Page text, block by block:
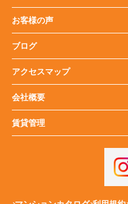
お客様の声
ブログ
アクセスマップ
会社概要
賃貸管理